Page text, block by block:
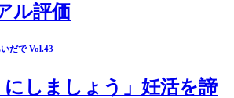
ル評価
だで Vol.43
にしましょう」妊活を諦